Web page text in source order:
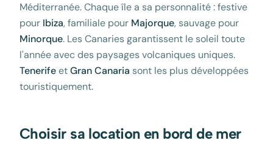
Méditerranée. Chaque île a sa personnalité : festive
pour Ibiza, familiale pour Majorque, sauvage pour
Minorque. Les Canaries garantissent le soleil toute
l'année avec des paysages volcaniques uniques.
TenerifeetGran Canaria sont les plus développées
touristiquement.
Choisir sa location en bord de mer